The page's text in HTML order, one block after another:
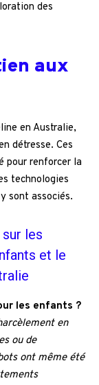
des
aux
en Australie,
détresse. Ces
pour renforcer la
technologies
sont associés.
les
et le
les enfants ?
en
ou de
ont même été